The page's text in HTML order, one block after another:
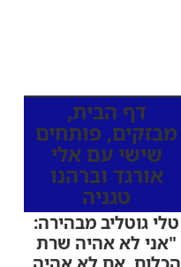
דף הבית,
מבזקים, פותחים
שישי עם אלי
אורגד וברהנו
טגניה
טלי גוטליב מבהירה:
"אני לא אהיה שרת